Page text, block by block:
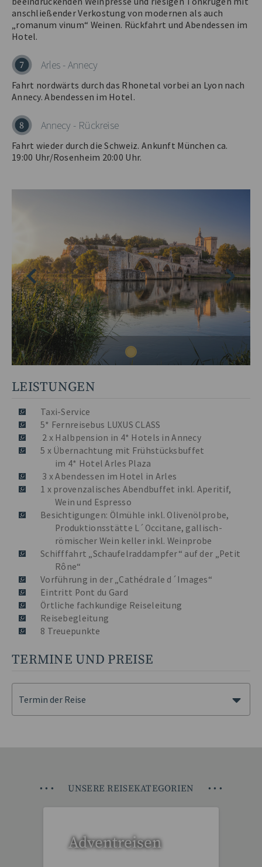
anschließender Verkostung von modernen als auch
„romanum vinum“ Weinen. Rückfahrt und Abendessen im
Hotel.
7 Arles - Annecy
Fahrt nordwärts durch das Rhonetal vorbei an Lyon nach
Annecy. Abendessen im Hotel.
8 Annecy - Rückreise
Fahrt wieder durch die Schweiz. Ankunft München ca.
19:00 Uhr/Rosenheim 20:00 Uhr.
LEISTUNGEN
Taxi-Service
5* Fernreisebus LUXUS CLASS
2 x Halbpension in 4* Hotels in Annecy
5 x Übernachtung mit Frühstücksbuffet
im 4* Hotel Arles Plaza
3 x Abendessen im Hotel in Arles
1 x provenzalisches Abendbuffet inkl. Aperitif,
Wein und Espresso
Besichtigungen: Ölmühle inkl. Olivenölprobe,
Produktionsstätte L´Occitane, gallisch-
römischer Wein keller inkl. Weinprobe
Schifffahrt „Schaufelraddampfer“ auf der „Petit
Rône“
Vorführung in der „Cathédrale d´Images“
Eintritt Pont du Gard
Örtliche fachkundige Reiseleitung
Reisebegleitung
8 Treuepunkte
TERMINE UND PREISE
Termin der Reise
• • • UNSERE REISEKATEGORIEN • • •
Adventreisen